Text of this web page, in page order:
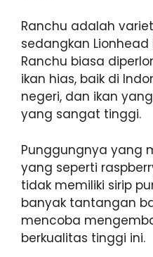
Ranchu adalah
sedangkan
Ranchu biasa
ikan hias, baik di
negeri, dan ikan
yang sangat tinggi.
Punggungnya yang
yang seperti
tidak memiliki sirip
banyak tantangan
mencoba
berkualitas tinggi ini.